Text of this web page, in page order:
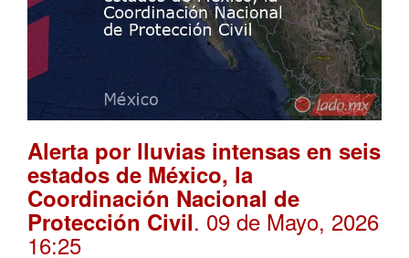
Alerta por lluvias intensas en seis
estados de México, la
Coordinación Nacional de
Protección Civil. 09 de Mayo, 2026
16:25